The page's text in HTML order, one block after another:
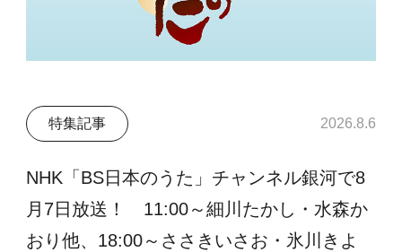
特集記事 2026.8.6
NHK「BS日本のうた」チャンネル銀河で8
月7日放送！ 11:00～細川たかし・水森か
おり他、18:00～ささきいさお・氷川きよ